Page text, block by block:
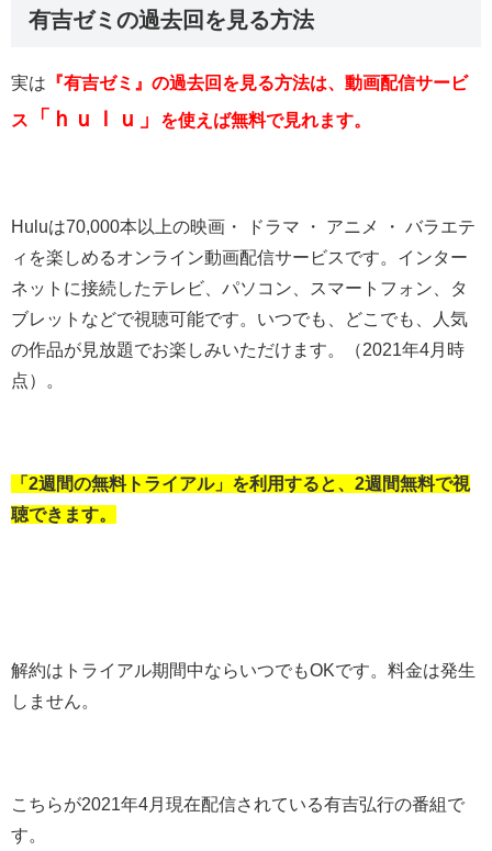
有吉ゼミの過去回を見る方法
実は 『有吉ゼミ』の過去回を見る方法は、動画配信サービ
ス
「ｈｕｌｕ」 を使えば無料で見れます。
Huluは70,000本以上の映画・ ドラマ ・ アニメ ・ バラエテ
ィを楽しめるオンライン動画配信サービスです。インター
ネットに接続したテレビ、パソコン、スマートフォン、タ
ブレットなどで視聴可能です。いつでも、どこでも、人気
の作品が見放題でお楽しみいただけます。（2021年4月時
点）。
「2週間の無料トライアル」を利用すると、2週間無料で視
聴できます。
解約はトライアル期間中ならいつでもOKです。料金は発生
しません。
こちらが2021年4月現在配信されている有吉弘行の番組で
す。